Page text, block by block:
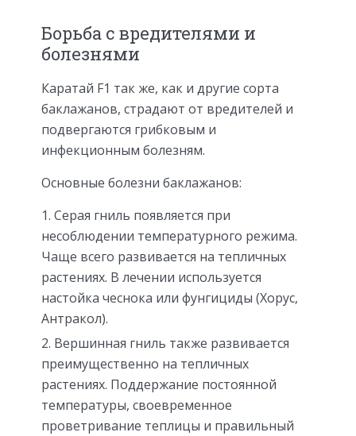
Борьба с вредителями и
болезнями
Каратай F1 так же, как и другие сорта
баклажанов, страдают от вредителей и
подвергаются грибковым и
инфекционным болезням.
Основные болезни баклажанов:
Серая гниль появляется при
несоблюдении температурного режима.
Чаще всего развивается на тепличных
растениях. В лечении используется
настойка чеснока или фунгициды (Хорус,
Антракол).
Вершинная гниль также развивается
преимущественно на тепличных
растениях. Поддержание постоянной
температуры, своевременное
проветривание теплицы и правильный